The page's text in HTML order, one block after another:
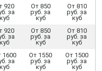
920
за
куб
От 850
руб. за
куб
От 810
руб. за
куб
920
за
куб
От 850
руб. за
куб
От 810
руб. за
куб
1600
за
куб
От 1550
руб. за
куб
От 1500
руб. за
куб